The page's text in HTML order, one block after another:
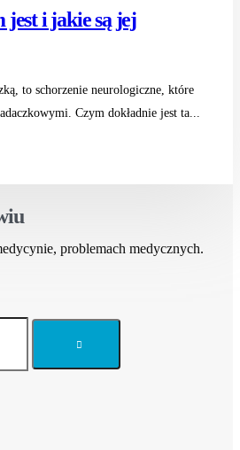
jest i jakie są jej
to schorzenie neurologiczne, które
Czym dokładnie jest ta...
problemach medycznych.